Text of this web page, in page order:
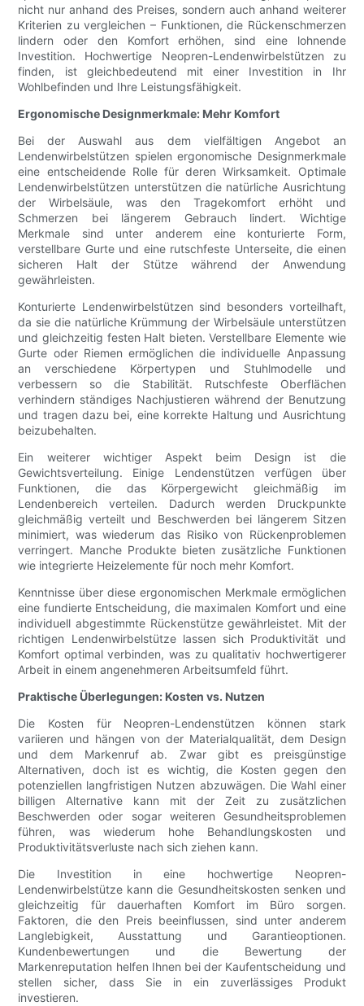
nicht nur anhand des Preises, sondern auch anhand weiterer
Kriterien zu vergleichen – Funktionen, die Rückenschmerzen
lindern oder den Komfort erhöhen, sind eine lohnende
Investition. Hochwertige Neopren-Lendenwirbelstützen zu
finden, ist gleichbedeutend mit einer Investition in Ihr
Wohlbefinden und Ihre Leistungsfähigkeit.
Ergonomische Designmerkmale: Mehr Komfort
Bei der Auswahl aus dem vielfältigen Angebot an
Lendenwirbelstützen spielen ergonomische Designmerkmale
eine entscheidende Rolle für deren Wirksamkeit. Optimale
Lendenwirbelstützen unterstützen die natürliche Ausrichtung
der Wirbelsäule, was den Tragekomfort erhöht und
Schmerzen bei längerem Gebrauch lindert. Wichtige
Merkmale sind unter anderem eine konturierte Form,
verstellbare Gurte und eine rutschfeste Unterseite, die einen
sicheren Halt der Stütze während der Anwendung
gewährleisten.
Konturierte Lendenwirbelstützen sind besonders vorteilhaft,
da sie die natürliche Krümmung der Wirbelsäule unterstützen
und gleichzeitig festen Halt bieten. Verstellbare Elemente wie
Gurte oder Riemen ermöglichen die individuelle Anpassung
an verschiedene Körpertypen und Stuhlmodelle und
verbessern so die Stabilität. Rutschfeste Oberflächen
verhindern ständiges Nachjustieren während der Benutzung
und tragen dazu bei, eine korrekte Haltung und Ausrichtung
beizubehalten.
Ein weiterer wichtiger Aspekt beim Design ist die
Gewichtsverteilung. Einige Lendenstützen verfügen über
Funktionen, die das Körpergewicht gleichmäßig im
Lendenbereich verteilen. Dadurch werden Druckpunkte
gleichmäßig verteilt und Beschwerden bei längerem Sitzen
minimiert, was wiederum das Risiko von Rückenproblemen
verringert. Manche Produkte bieten zusätzliche Funktionen
wie integrierte Heizelemente für noch mehr Komfort.
Kenntnisse über diese ergonomischen Merkmale ermöglichen
eine fundierte Entscheidung, die maximalen Komfort und eine
individuell abgestimmte Rückenstütze gewährleistet. Mit der
richtigen Lendenwirbelstütze lassen sich Produktivität und
Komfort optimal verbinden, was zu qualitativ hochwertigerer
Arbeit in einem angenehmeren Arbeitsumfeld führt.
Praktische Überlegungen: Kosten vs. Nutzen
Die Kosten für Neopren-Lendenstützen können stark
variieren und hängen von der Materialqualität, dem Design
und dem Markenruf ab. Zwar gibt es preisgünstige
Alternativen, doch ist es wichtig, die Kosten gegen den
potenziellen langfristigen Nutzen abzuwägen. Die Wahl einer
billigen Alternative kann mit der Zeit zu zusätzlichen
Beschwerden oder sogar weiteren Gesundheitsproblemen
führen, was wiederum hohe Behandlungskosten und
Produktivitätsverluste nach sich ziehen kann.
Die Investition in eine hochwertige Neopren-
Lendenwirbelstütze kann die Gesundheitskosten senken und
gleichzeitig für dauerhaften Komfort im Büro sorgen.
Faktoren, die den Preis beeinflussen, sind unter anderem
Langlebigkeit, Ausstattung und Garantieoptionen.
Kundenbewertungen und die Bewertung der
Markenreputation helfen Ihnen bei der Kaufentscheidung und
stellen sicher, dass Sie in ein zuverlässiges Produkt
investieren.